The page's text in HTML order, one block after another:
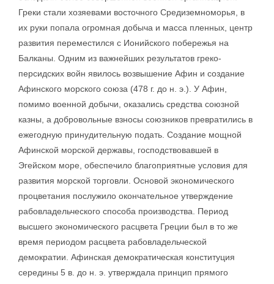
Греки стали хозяевами восточного Средиземноморья, в
их руки попала огромная добыча и масса пленных, центр
развития переместился с Ионийского побережья на
Балканы. Одним из важнейших результатов греко-
персидских войн явилось возвышение Афин и создание
Афинского морского союза (478 г. до н. э.). У Афин,
помимо военной добычи, оказались средства союзной
казны, а добровольные взносы союзников превратились в
ежегодную принудительную подать. Создание мощной
Афинской морской державы, господствовавшей в
Эгейском море, обеспечило благоприятные условия для
развития морской торговли. Основой экономического
процветания послужило окончательное утверждение
рабовладельческого способа производства. Период
высшего экономического расцвета Греции был в то же
время периодом расцвета рабовладельческой
демократии. Афинская демократическая конституция
середины 5 в. до н. э. утверждала принцип прямого